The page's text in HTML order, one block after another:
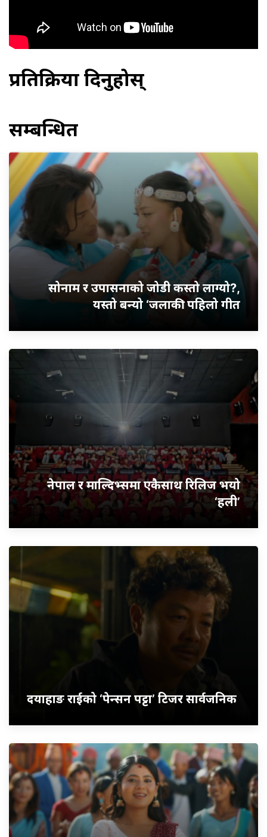
प्रतिक्रिया दिनुहोस्
सम्बन्धित
सोनाम र उपासनाको जोडी कस्तो लाग्यो?,
यस्तो बन्यो ‘जलाकी’ पहिलो गीत
नेपाल र माल्दिभ्समा एकैसाथ रिलिज भयो
‘हली’
दयाहाङ राईको ‘पेन्सन पट्टा’ टिजर सार्वजनिक